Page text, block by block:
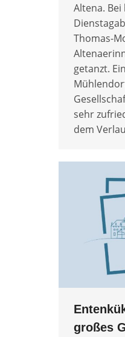
Altena.
Thomas-
getanzt.
sehr
dem
großes